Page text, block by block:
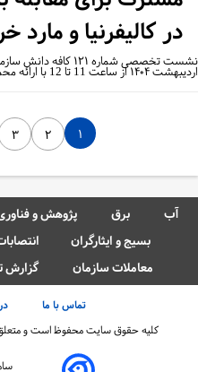
در کالیفرنیا و مارد
از ساعت 11 تا 12 با ارائه محمدتقی…
آب برق پژوهش و فناوری
بسیج و ایثارگران
انتصابات
معاملات سازمان
گزارش
تماس با ما
کلیه حقوق سایت محفوظ است و متعلق